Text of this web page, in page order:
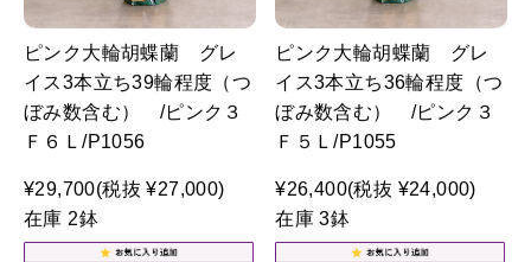
ピンク大輪胡蝶蘭 グレ
イス3本立ち39輪程度（つ
ぼみ数含む） /ピンク３
Ｆ６Ｌ/P1056
¥29,700(税抜 ¥27,000)
在庫 2鉢
ピンク大輪胡蝶蘭 グレ
イス3本立ち36輪程度（つ
ぼみ数含む） /ピンク３
Ｆ５Ｌ/P1055
¥26,400(税抜 ¥24,000)
在庫 3鉢